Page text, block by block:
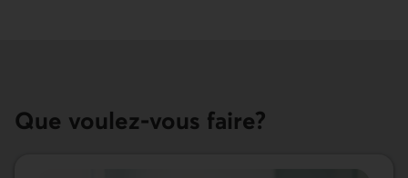
Que voulez-vous faire?